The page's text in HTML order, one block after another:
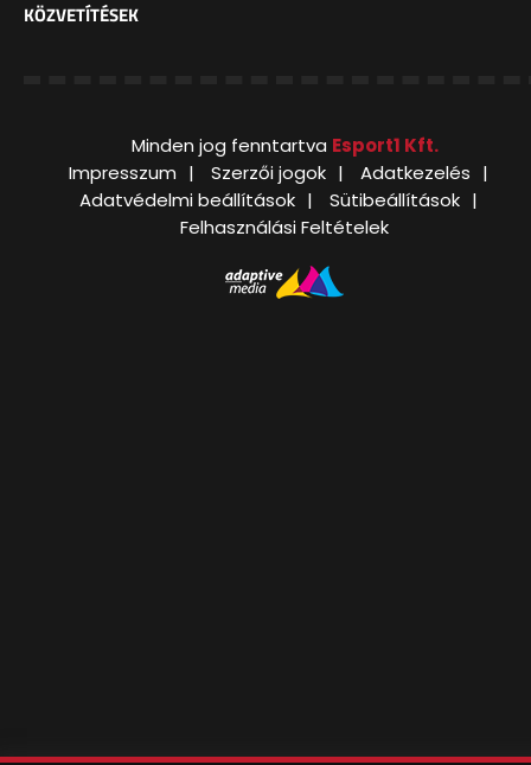
KÖZVETÍTÉSEK
Minden jog fenntartva Esport1 Kft.
Impresszum
Szerzői jogok
Adatkezelés
Adatvédelmi beállítások
Sütibeállítások
Felhasználási Feltételek